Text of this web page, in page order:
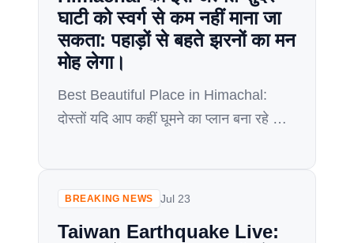
घाटी को स्वर्ग से कम नहीं माना जा
सकता: पहाड़ों से बहते झरनों का मन
मोह लेगा।
Best Beautiful Place in Himachal:
दोस्तों यदि आप कहीं घूमने का प्लान बना रहे हो
हैं। जो कन्नूर घाटी हिमाचल की सबसे सुंदर
में आने के बाद […]
BREAKING NEWS Jul 23
Taiwan Earthquake Live: